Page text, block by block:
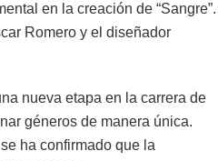
en la creación de “Sangre”.
Romero y el diseñador
nueva etapa en la carrera de
géneros de manera única.
ha confirmado que la